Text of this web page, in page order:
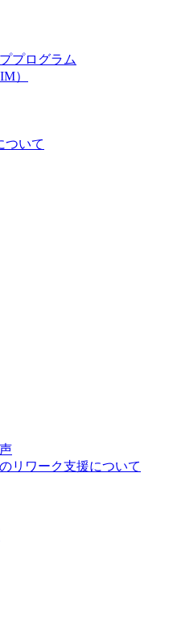
プログラム
）
ついて
リワーク支援について